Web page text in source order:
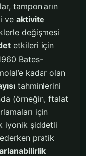
tamponların
ve aktivite
değişmesi
etkileri için
Bates-
kadar olan
tahminlerini
(örneğin, ftalat
için
iyonik şiddetli
pratik